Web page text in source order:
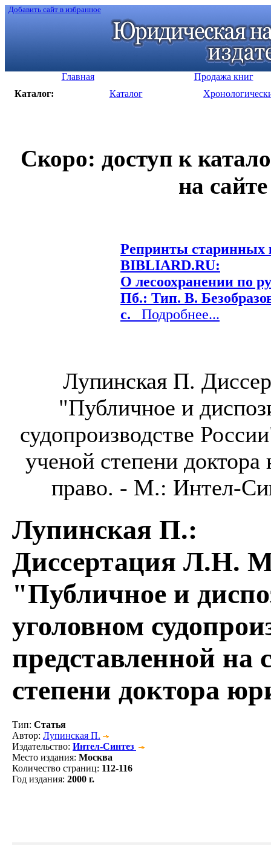
Добавить сайт в избранное
Главная
Продажа книг
Каталог:
Каталог
Скоро: доступ к
на
Репринты старинных
BIBLIARD.RU:
О лесоохранении по
Пб.: Тип. В.
с. Подробнее...
Лупинская П.
"Публичное и
судопроизводстве
ученой степени
право. - М.: Интел-
Лупинская П.:
Диссертация Л.Н.
"Публичное и
уголовном
представленной на
степени доктора
Тип: Статья
Автор: Лупинская П.
Издательство: Интел-Синтез
Место издания: Москва
Количество страниц: 112-116
Год издания: 2000 г.